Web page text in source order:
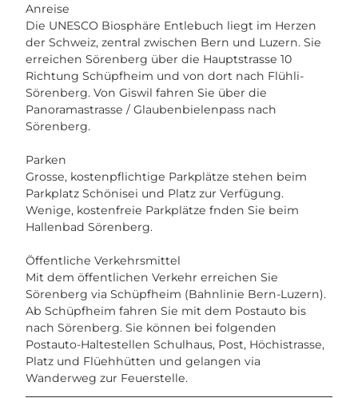
Anreise
Die UNESCO Biosphäre Entlebuch liegt im Herzen
der Schweiz, zentral zwischen Bern und Luzern. Sie
erreichen Sörenberg über die Hauptstrasse 10
Richtung Schüpfheim und von dort nach Flühli-
Sörenberg. Von Giswil fahren Sie über die
Panoramastrasse / Glaubenbielenpass nach
Sörenberg.
Parken
Grosse, kostenpflichtige Parkplätze stehen beim
Parkplatz Schönisei und Platz zur Verfügung.
Wenige, kostenfreie Parkplätze fnden Sie beim
Hallenbad Sörenberg.
Öffentliche Verkehrsmittel
Mit dem öffentlichen Verkehr erreichen Sie
Sörenberg via Schüpfheim (Bahnlinie Bern-Luzern).
Ab Schüpfheim fahren Sie mit dem Postauto bis
nach Sörenberg. Sie können bei folgenden
Postauto-Haltestellen Schulhaus, Post, Höchistrasse,
Platz und Flüehhütten und gelangen via
Wanderweg zur Feuerstelle.